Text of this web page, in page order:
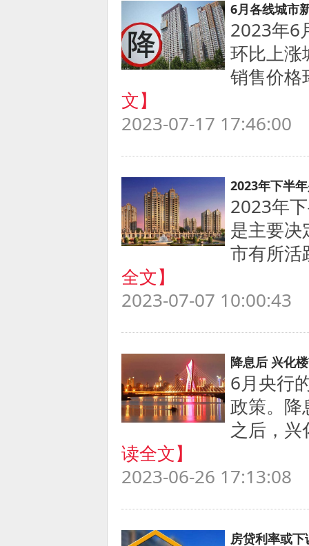
6月各线城市
2023年6
环比上涨
销售价格
文】
2023-07-17 17:46:00
2023年下半
2023年
是主要决
市有所活
全文】
2023-07-07 10:00:43
降息后 兴化
6月央行
政策。降
之后，
读全文】
2023-06-26 17:13:08
房贷利率或